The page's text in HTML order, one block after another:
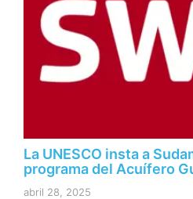
La UNESCO insta a
programa del Acuífero
abril 28, 2025